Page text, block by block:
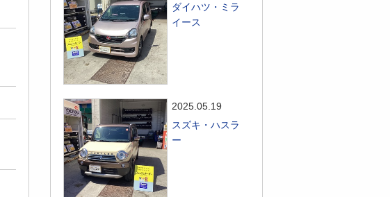
ダイハツ・ミラ
イース
2025.05.19
スズキ・ハスラ
ー